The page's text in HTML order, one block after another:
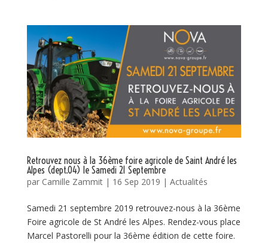
Retrouvez nous à la 36ème foire agricole de Saint André les
Alpes (dept.04) le Samedi 21 Septembre
par Camille Zammit| 16 Sep 2019 | Actualités
Samedi 21 septembre 2019 retrouvez-nous à la 36ème
Foire agricole de St André les Alpes. Rendez-vous place
Marcel Pastorelli pour la 36ème édition de cette foire.